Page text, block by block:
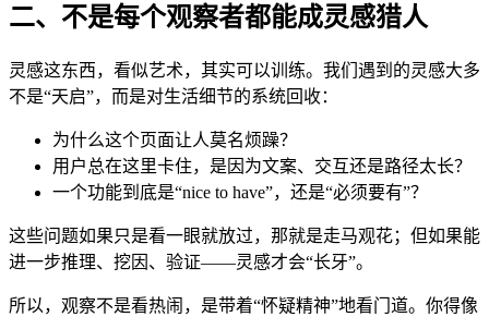
二、不是每个观察者都能成灵感猎人
灵感这东西，看似艺术，其实可以训练。我们遇到的灵感大多
不是“天启”，而是对生活细节的系统回收：
为什么这个页面让人莫名烦躁？
用户总在这里卡住，是因为文案、交互还是路径太长？
一个功能到底是“nice to have”，还是“必须要有”？
这些问题如果只是看一眼就放过，那就是走马观花；但如果能
进一步推理、挖因、验证——灵感才会“长牙”。
所以，观察不是看热闹，是带着“怀疑精神”地看门道。你得像